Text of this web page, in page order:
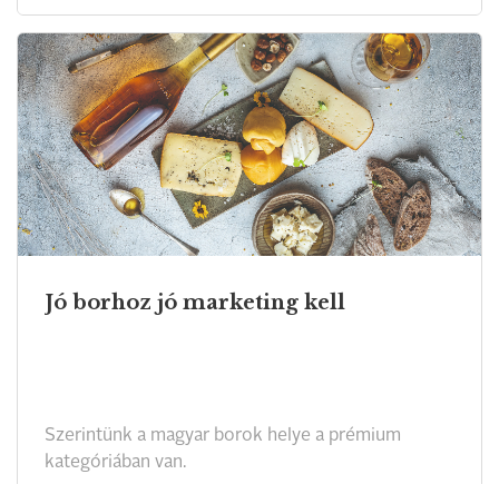
Jó borhoz jó marketing kell
Szerintünk a magyar borok helye a prémium
kategóriában van.